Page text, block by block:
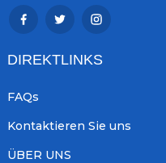
DIREKTLINKS
FAQs
Kontaktieren Sie uns
ÜBER UNS